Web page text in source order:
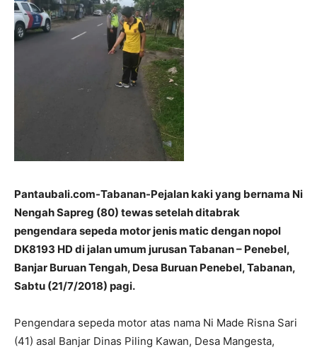
Pantaubali.com-Tabanan-Pejalan kaki yang bernama Ni
Nengah Sapreg (80) tewas setelah ditabrak
pengendara sepeda motor jenis matic dengan nopol
DK8193 HD di jalan umum jurusan Tabanan – Penebel,
Banjar Buruan Tengah, Desa Buruan Penebel, Tabanan,
Sabtu (21/7/2018) pagi.
Pengendara sepeda motor atas nama Ni Made Risna Sari
(41) asal Banjar Dinas Piling Kawan, Desa Mangesta,